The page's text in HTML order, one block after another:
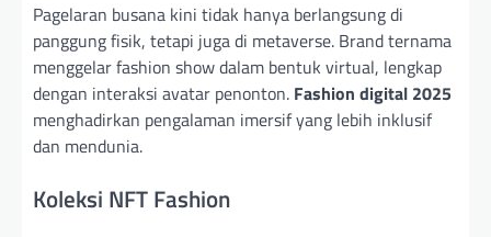
Pagelaran busana kini tidak hanya berlangsung di
panggung fisik, tetapi juga di metaverse. Brand ternama
menggelar fashion show dalam bentuk virtual, lengkap
dengan interaksi avatar penonton. Fashion digital 2025
menghadirkan pengalaman imersif yang lebih inklusif
dan mendunia.
Koleksi NFT Fashion